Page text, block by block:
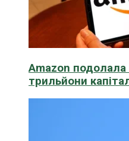
Amazon подолала
трильйони